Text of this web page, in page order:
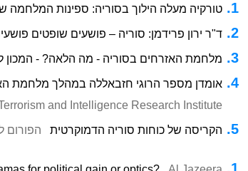
טורקיה מעלה הילוך בסוריה: ספינות המלחמה
ד"ר ירון פרידמן: סוריה – פושעים שופטים
מלחמת האזרחים בסוריה - מה הלאה? - המכון
אומדן מספר הרוגי חזבאללה במהלך מלחמת
and Intelligence Research Institute
הקריסה של כוחות סוריה הדמוקרטית הפורום